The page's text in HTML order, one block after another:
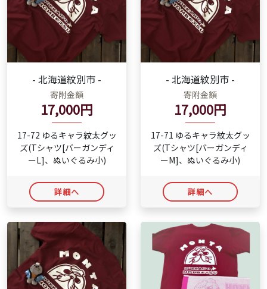
- 北海道紋別市 -
寄附金額
17,000円
17-72 ゆるキャラ紋太グッ
ズ(Tシャツ[バーガンディ
ーL]、ぬいぐるみ小)
詳細へ
- 北海道紋別市 -
寄附金額
17,000円
17-71 ゆるキャラ紋太グッ
ズ(Tシャツ[バーガンディ
ーM]、ぬいぐるみ小)
詳細へ